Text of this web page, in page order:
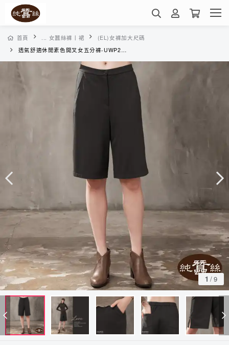
首頁 ... 女蠶絲褲丨裙
(EL)女褲加大尺碼
透氣舒適休閒素色開叉女五分褲-UWP2CD016Q(白鯨)
1 /9